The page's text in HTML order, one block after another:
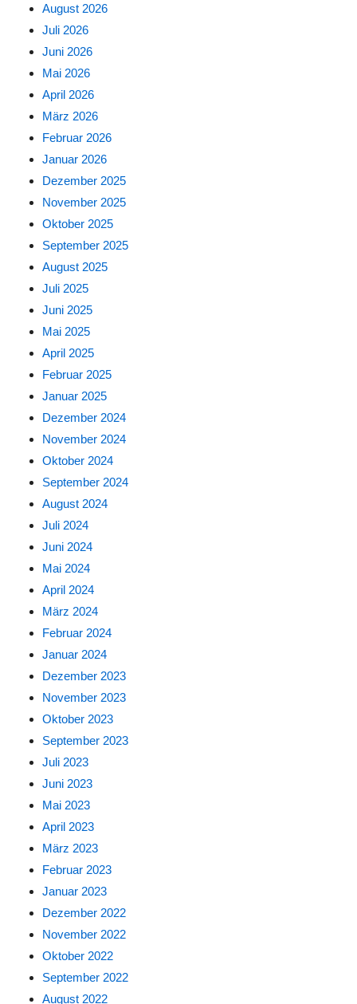
August 2026
Juli 2026
Juni 2026
Mai 2026
April 2026
März 2026
Februar 2026
Januar 2026
Dezember 2025
November 2025
Oktober 2025
September 2025
August 2025
Juli 2025
Juni 2025
Mai 2025
April 2025
Februar 2025
Januar 2025
Dezember 2024
November 2024
Oktober 2024
September 2024
August 2024
Juli 2024
Juni 2024
Mai 2024
April 2024
März 2024
Februar 2024
Januar 2024
Dezember 2023
November 2023
Oktober 2023
September 2023
Juli 2023
Juni 2023
Mai 2023
April 2023
März 2023
Februar 2023
Januar 2023
Dezember 2022
November 2022
Oktober 2022
September 2022
August 2022